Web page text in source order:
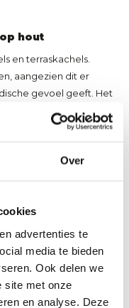
Over
advertenties te
media te bieden
Ook delen we
site met onze
en analyse. Deze
hout
en terraskachels.
aangezien dit er
gevoel geeft. Het
zorgt voor extra sfeer
dat je
voor de tuin
geen kabels.
of uit de
krijgt.
de voorkeur voor